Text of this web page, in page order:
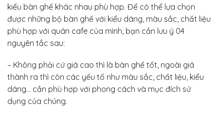
kiểu bàn ghế khác nhau phù hợp. Để có thể lựa chọn
được những bộ bàn ghế với kiểu dáng, màu sắc, chất liệu
phù hợp với quán cafe của mình, bạn cần lưu ý 04
nguyên tắc sau:
– Không phải cứ giá cao thì là bàn ghế tốt, ngoài giá
thành ra thì còn các yếu tố như màu sắc, chất liệu, kiểu
dáng… cần phù hợp với phong cách và mục đích sử
dụng của chúng.